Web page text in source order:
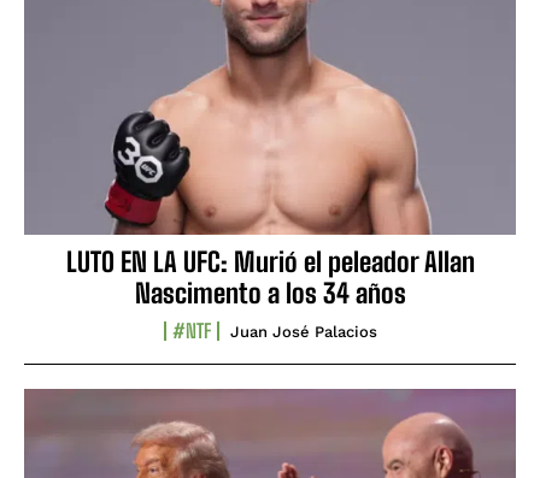
LUTO EN LA UFC: Murió el peleador Allan
Nascimento a los 34 años
#NTF Juan José Palacios